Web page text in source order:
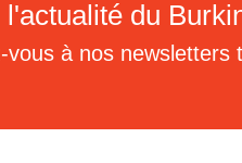
l'actualité du
vous à nos newsletters